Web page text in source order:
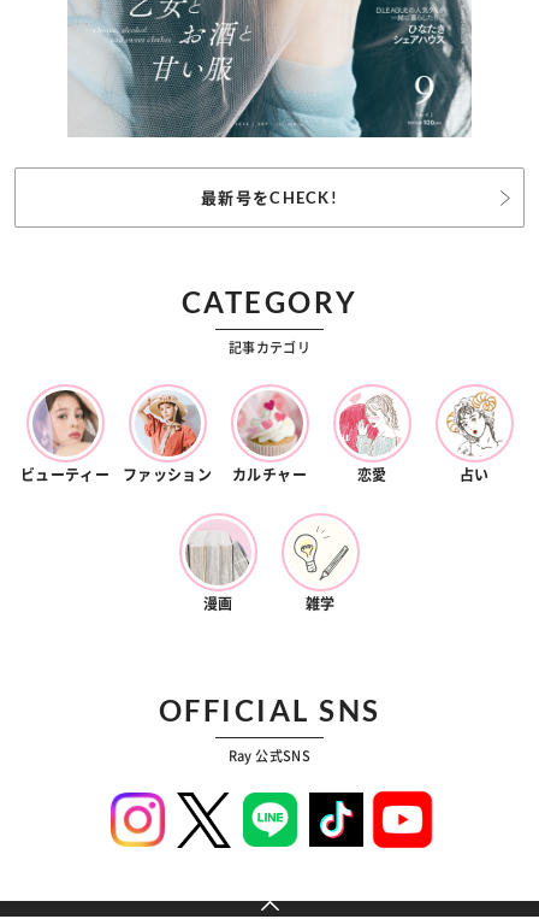
最新号をCHECK!
CATEGORY
記事カテゴリ
ビューティー ファッション カルチャー 恋愛 占い
漫画 雑学
OFFICIAL SNS
Ray 公式SNS